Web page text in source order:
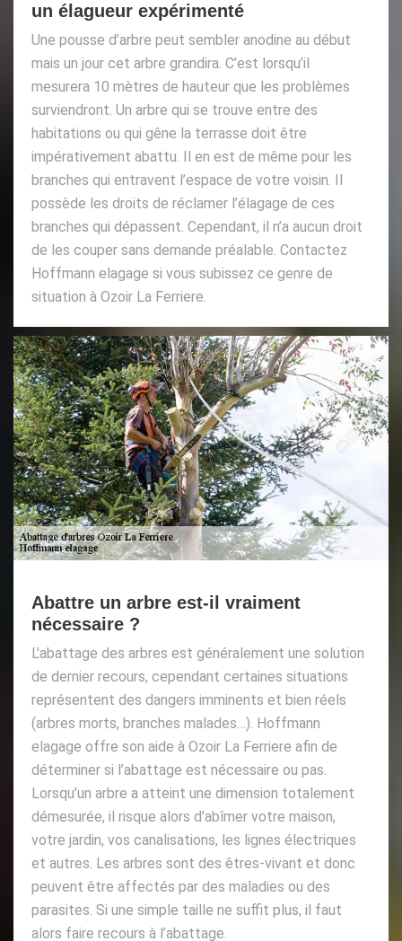
un élagueur expérimenté
Une pousse d’arbre peut sembler anodine au début
mais un jour cet arbre grandira. C’est lorsqu’il
mesurera 10 mètres de hauteur que les problèmes
surviendront. Un arbre qui se trouve entre des
habitations ou qui gêne la terrasse doit être
impérativement abattu. Il en est de même pour les
branches qui entravent l’espace de votre voisin. Il
possède les droits de réclamer l’élagage de ces
branches qui dépassent. Cependant, il n’a aucun droit
de les couper sans demande préalable. Contactez
Hoffmann elagage si vous subissez ce genre de
situation à Ozoir La Ferriere.
Abattre un arbre est-il vraiment
nécessaire ?
L'abattage des arbres est généralement une solution
de dernier recours, cependant certaines situations
représentent des dangers imminents et bien réels
(arbres morts, branches malades…). Hoffmann
elagage offre son aide à Ozoir La Ferriere afin de
déterminer si l’abattage est nécessaire ou pas.
Lorsqu’un arbre a atteint une dimension totalement
démesurée, il risque alors d’abîmer votre maison,
votre jardin, vos canalisations, les lignes électriques
et autres. Les arbres sont des êtres-vivant et donc
peuvent être affectés par des maladies ou des
parasites. Si une simple taille ne suffit plus, il faut
alors faire recours à l’abattage.